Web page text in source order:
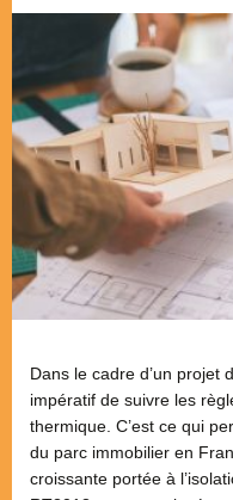
Dans le cadre d’un projet
impératif de suivre les
thermique. C’est ce qui
du parc immobilier en
croissante portée à